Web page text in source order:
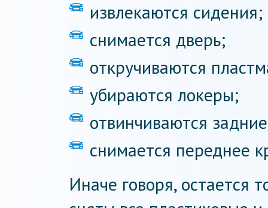
извлекаются сидения;
снимается дверь;
откручиваются
убираются локеры;
отвинчиваются
снимается переднее
Иначе говоря, остается